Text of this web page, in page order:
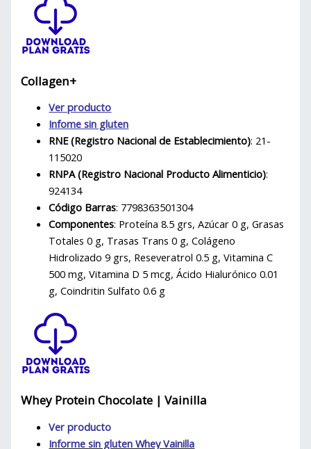
Collagen+
Ver producto
Infome sin gluten
RNE (Registro Nacional de Establecimiento): 21-
115020
RNPA (Registro Nacional Producto Alimenticio):
924134
Código Barras: 7798363501304
Componentes: Proteína 8.5 grs, Azúcar 0 g, Grasas
Totales 0 g, Trasas Trans 0 g, Colágeno
Hidrolizado 9 grs, Reseveratrol 0.5 g, Vitamina C
500 mg, Vitamina D 5 mcg, Ácido Hialurónico 0.01
g, Coindritin Sulfato 0.6 g
Whey Protein Chocolate | Vainilla
Ver producto
Informe sin gluten Whey Vainilla